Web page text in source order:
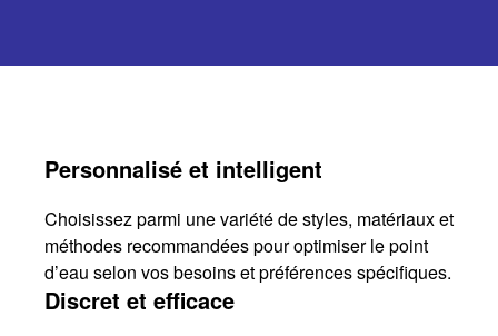
Personnalisé et intelligent
Choisissez parmi une variété de styles, matériaux et
méthodes recommandées pour optimiser le point
d’eau selon vos besoins et préférences spécifiques.
Discret et efficace